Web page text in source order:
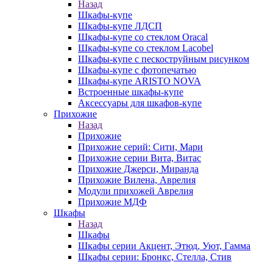
Назад
Шкафы-купе
Шкафы-купе ЛДСП
Шкафы-купе со стеклом Oracal
Шкафы-купе со стеклом Lacobel
Шкафы-купе с пескоструйным рисунком
Шкафы-купе с фотопечатью
Шкафы-купе ARISTO NOVA
Встроенные шкафы-купе
Аксессуары для шкафов-купе
Прихожие
Назад
Прихожие
Прихожие серий: Сити, Мари
Прихожие серии Вита, Витас
Прихожие Джерси, Миранда
Прихожие Вилена, Аврелия
Модули прихожей Аврелия
Прихожие МДФ
Шкафы
Назад
Шкафы
Шкафы серии Акцент, Этюд, Уют, Гамма
Шкафы серии: Бронкс, Стелла, Стив